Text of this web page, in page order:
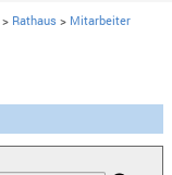
> Rathaus > Mitarbeiter